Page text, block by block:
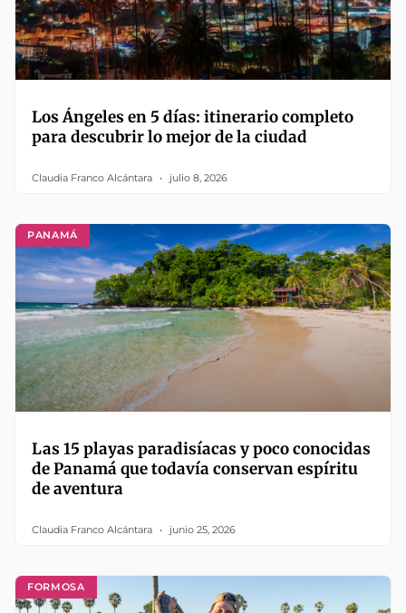
Los Ángeles en 5 días: itinerario completo
para descubrir lo mejor de la ciudad
Claudia Franco Alcántara julio 8, 2026
PANAMÁ
Las 15 playas paradisíacas y poco conocidas
de Panamá que todavía conservan espíritu
de aventura
Claudia Franco Alcántara junio 25, 2026
FORMOSA